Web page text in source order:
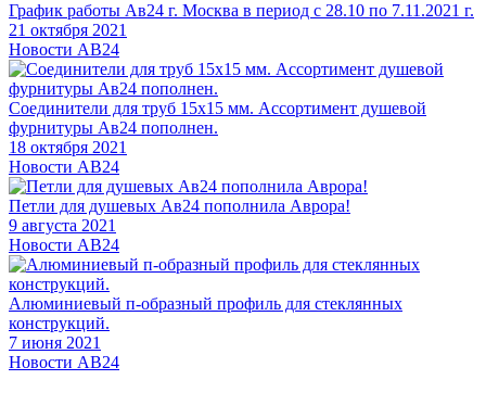
График работы Ав24 г. Москва в период с 28.10 по 7.11.2021 г.
21 октября 2021
Новости АВ24
Соединители для труб 15х15 мм. Ассортимент душевой
фурнитуры Ав24 пополнен.
18 октября 2021
Новости АВ24
Петли для душевых Ав24 пополнила Аврора!
9 августа 2021
Новости АВ24
Алюминиевый п-образный профиль для стеклянных
конструкций.
7 июня 2021
Новости АВ24